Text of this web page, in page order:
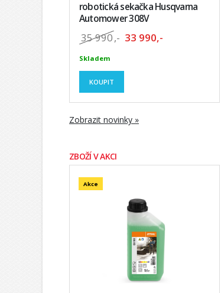
robotická sekačka Husqvarna
Automower 308V
35 990,- 33 990,-
Skladem
KOUPIT
Zobrazit novinky »
ZBOŽÍ V AKCI
Akce